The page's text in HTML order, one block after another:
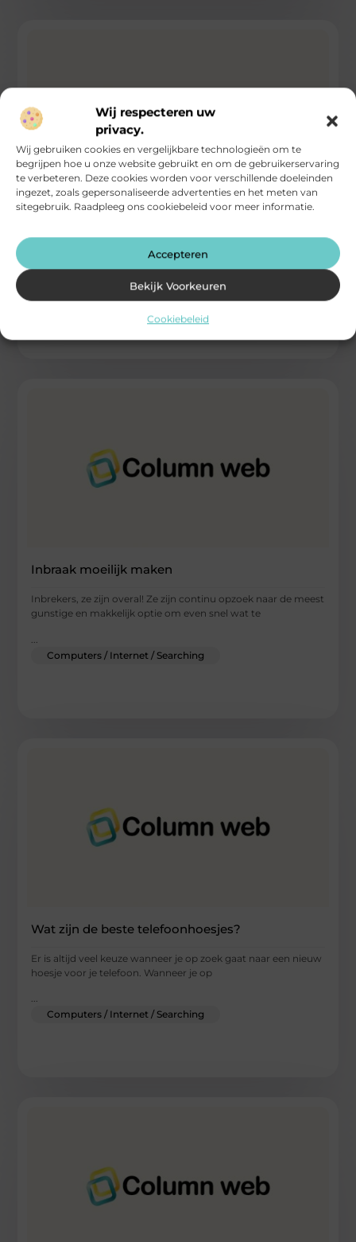
Wij respecteren uw
privacy.
Wij gebruiken cookies en vergelijkbare technologieën om te
begrijpen hoe u onze website gebruikt en om de gebruikerservaring
te verbeteren. Deze cookies worden voor verschillende doeleinden
ingezet, zoals gepersonaliseerde advertenties en het meten van
sitegebruik. Raadpleeg ons cookiebeleid voor meer informatie.
Accepteren
Bekijk Voorkeuren
Cookiebeleid
De ouderen in coronatijd
Heeft u misschien een opa of oma of schoonmoeder of
schoonvader of tante of oom die al in zijn of
Computers / Internet / Searching
Inbraak moeilijk maken
Inbrekers, ze zijn overal! Ze zijn continu opzoek naar de meest
gunstige en makkelijk optie om even snel wat te
Computers / Internet / Searching
Wat zijn de beste telefoonhoesjes?
Er is altijd veel keuze wanneer je op zoek gaat naar een nieuw
hoesje voor je telefoon. Wanneer je op
...
Computers / Internet / Searching